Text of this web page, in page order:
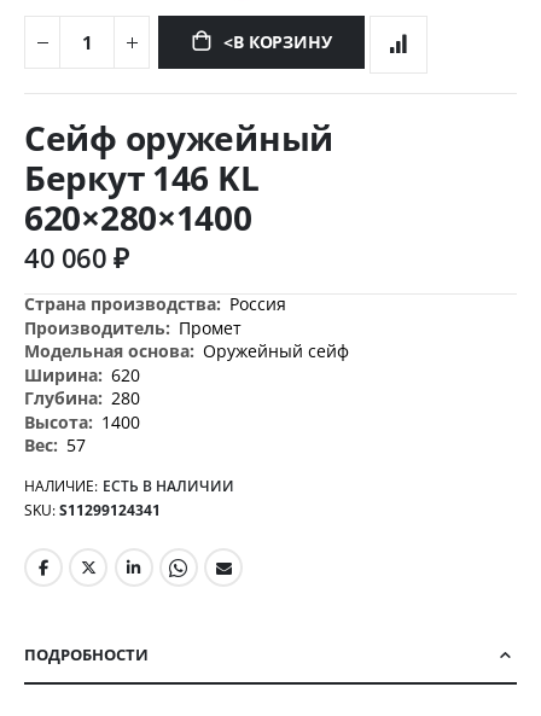
<В КОРЗИНУ
началу
изображений
Сейф оружейный
Беркут 146 KL
620×280×1400
40 060 ₽
Дополнительная
информация
Россия
Промет
Оружейный сейф
620
280
1400
57
НАЛИЧИЕ: ЕСТЬ В НАЛИЧИИ
SKU S11299124341
ПОДРОБНОСТИ